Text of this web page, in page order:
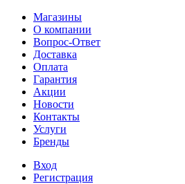
Магазины
О компании
Вопрос-Ответ
Доставка
Оплата
Гарантия
Акции
Новости
Контакты
Услуги
Бренды
Вход
Регистрация